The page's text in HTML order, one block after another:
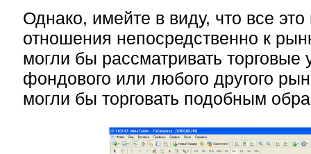
Однако, имейте в виду, что все это
отношения непосредственно к
могли бы рассматривать торговые
фондового или любого другого
могли бы торговать подобным